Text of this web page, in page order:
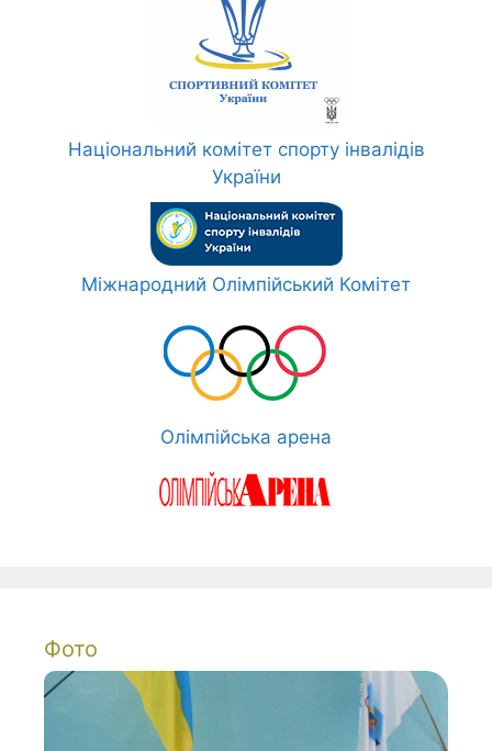
Національний комітет спорту інвалідів
України
Міжнародний Олімпійський Комітет
Олімпійська арена
Фото